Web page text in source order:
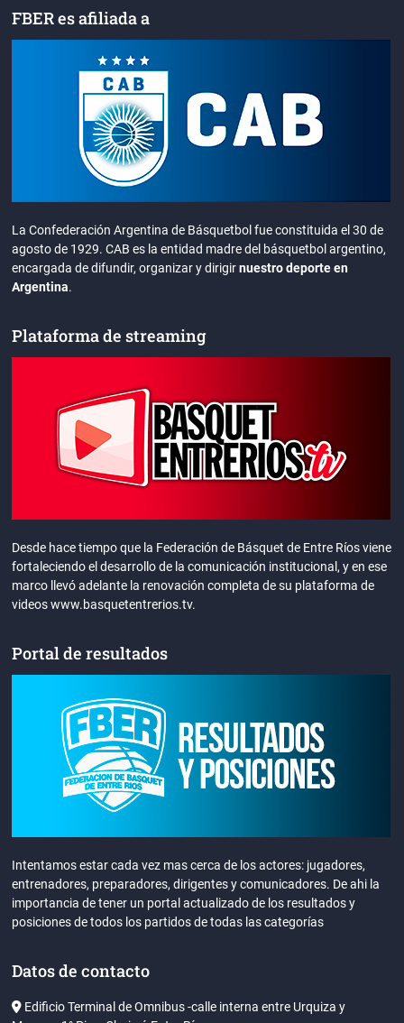
FBER es afiliada a
La Confederación Argentina de Básquetbol fue constituida el 30 de
agosto de 1929. CAB es la entidad madre del básquetbol argentino,
encargada de difundir, organizar y dirigirnuestro deporte en
Argentina.
Plataforma de streaming
Desde hace tiempo que la Federación de Básquet de Entre Ríos viene
fortaleciendo el desarrollo de la comunicación institucional, y en ese
marco llevó adelante la renovación completa de su plataforma de
videos www.basquetentrerios.tv.
Portal de resultados
Intentamos estar cada vez mas cerca de los actores: jugadores,
entrenadores, preparadores, dirigentes y comunicadores. De ahi la
importancia de tener un portal actualizado de los resultados y
posiciones de todos los partidos de todas las categorías
Datos de contacto
Edificio Terminal de Omnibus -calle interna entre Urquiza y